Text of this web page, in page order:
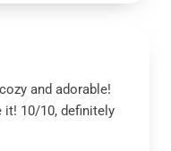
and adorable!
it! 10/10, definitely